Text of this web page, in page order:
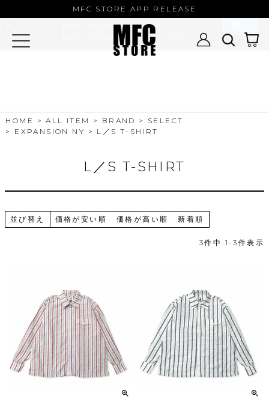
MFC STORE APP RELEASE
HOME ALL ITEM BRAND
SELECT
EXPANSION NY
L／S T-SHIRT
L／S T-SHIRT
並び替え 価格が安い順 価格が高い順 新着順
3件中 1 -3 件表示
MFC STORE
MFC STORE/EXAMPLE 公式アプリ -
Google Play